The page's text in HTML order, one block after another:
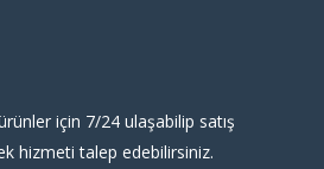
için 7/24 ulaşabilip satış
hizmeti talep edebilirsiniz.